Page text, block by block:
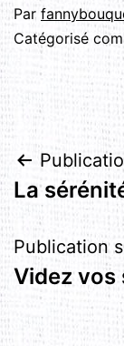
Par
Catégorisé
de
l’article
La
Publication
Videz vos